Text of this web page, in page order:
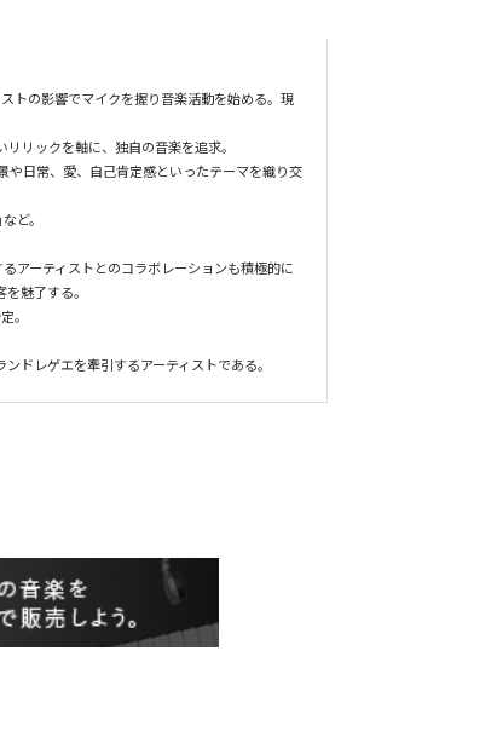
トの影響でマイクを握り音楽活動を始める。現
リックを軸に、独自の音楽を追求。
や日常、愛、自己肯定感といったテーマを織り交
ど。
アーティストとのコラボレーションも積極的に
魅了する。
。
ドレゲエを牽引するアーティストである。